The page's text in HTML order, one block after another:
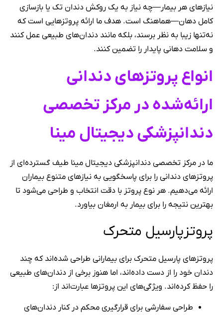
نیازهای هر بیمار—چه نیاز به یک روکش دندان تک یا بازسازی
کامل دهان—هماهنگ است. هدف ما ارائه پروتزهایی است که
نه‌تنها زیبا به نظر برسند، بلکه مانند دندان‌های طبیعی عمل کنند
و سلامت دهانی پایدار را تضمین کنند.
انواع پروتزهای دندانی
ارائه‌شده در مرکز تخصصی
دندانپزشکی دیجیتال مینا
ما در مرکز تخصصی دندانپزشکی دیجیتال مینا طیف گسترده‌ای از
پروتزهای دندانی را برای پاسخگویی به نیازهای متنوع بیماران
ارائه می‌دهیم. هر نوع پروتز با دقت انتخاب و طراحی می‌شود تا
بهترین نتیجه را برای بیمار به ارمغان بیاورد.
پروتزپارسیل متحرک
پروتزهای پارسیل متحرک برای بیمارانی طراحی شده‌اند که چند
دندان خود را از دست داده‌اند، اما هنوز برخی از دندان‌های طبیعی
را حفظ کرده‌اند. ویژگی‌های این پروتزها عبارت‌اند از:
طراحی سفارشی برای قرارگیری محکم در کنار دندان‌های